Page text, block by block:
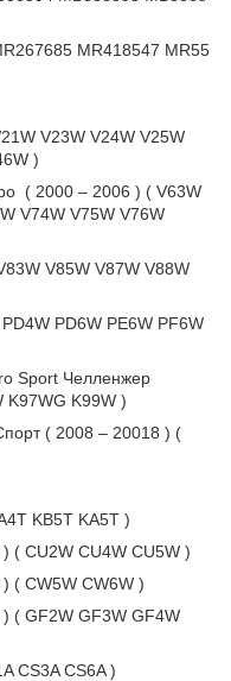
MR418547 MR55
V23W V24W V25W
)
( 2000 – 2006 ) ( V63W
V74W V75W V76W
V85W V87W V88W
PD6W PE6W PF6W
Sport Челленжер
K97WG K99W )
( 2008 – 20018 ) (
KB5T KA5T )
( CU2W CU4W CU5W )
( CW5W CW6W )
( GF2W GF3W GF4W
CS3A CS6A )